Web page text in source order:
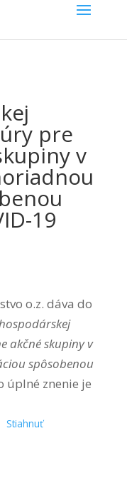
pre
v
19
o.z. dáva do
akčné skupiny v
spôsobenou
úplné znenie je
Stiahnuť